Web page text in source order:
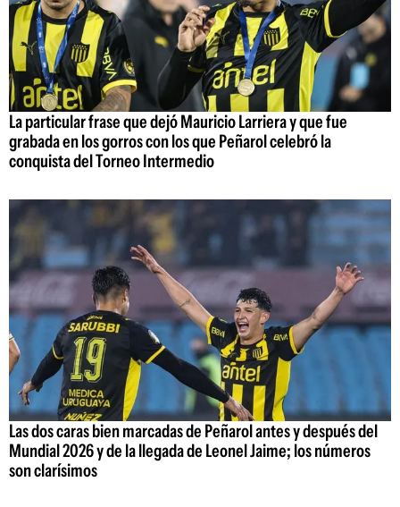
La particular frase que dejó Mauricio Larriera y que fue
grabada en los gorros con los que Peñarol celebró la
conquista del Torneo Intermedio
Las dos caras bien marcadas de Peñarol antes y después del
Mundial 2026 y de la llegada de Leonel Jaime; los números
son clarísimos